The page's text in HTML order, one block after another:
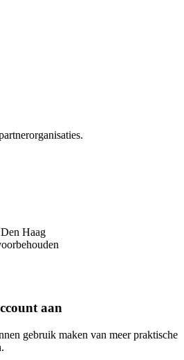
aan
gebruik maken van meer praktische